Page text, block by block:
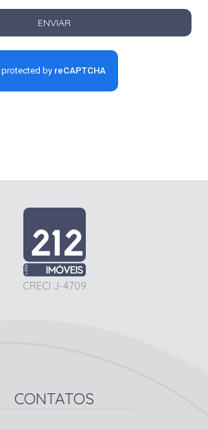
ENVIAR
CRECI J-4709
CONTATOS